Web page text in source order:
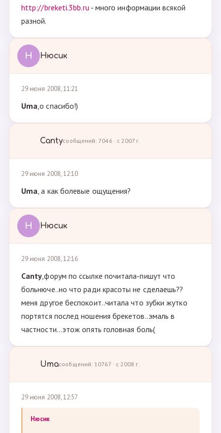
http://breketi.3bb.ru- много информации всякой
разной.
Н Нюсик
29 июня 2008, 11:21
Uma,о спасибо!)
Cantyсообщений: 7046 · с 2007 г.
29 июня 2008, 12:10
Uma, а как болевые ощущения?
Н Нюсик
29 июня 2008, 12:16
Canty,форум по ссылке почитала-пишут что
больнюче..но что ради красоты не сделаешь??
меня другое беспокоит..читала что зубки жутко
портятся послед ношения брекетов..эмаль в
частности...этож опять головная боль(
Umaсообщений: 10767 · с 2008 г.
29 июня 2008, 12:57
Нюсик